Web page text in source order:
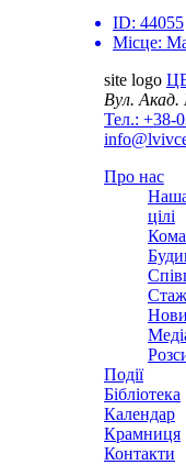
ID: 44055
Місце:
site logo
Вул. Акад.
Тел.: +38-
Про нас
Наша
цілі
Події
Бібліотека
Календар
Крамниця
Контакти